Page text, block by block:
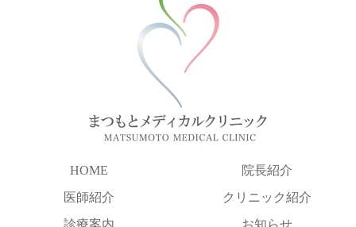
HOME
院長紹介
医師紹介
クリニック紹介
診療案内
お知らせ